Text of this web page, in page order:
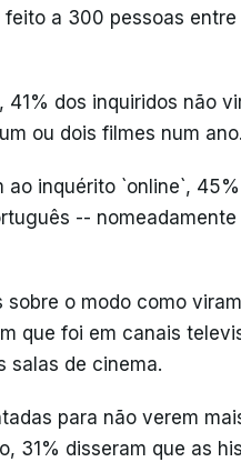
a 300 pessoas
41% dos inquiridos não
ou dois filmes num ano.
ao inquérito `online`,
--
sobre o modo como
que foi em canais
salas de cinema.
para não verem
31% disseram que as